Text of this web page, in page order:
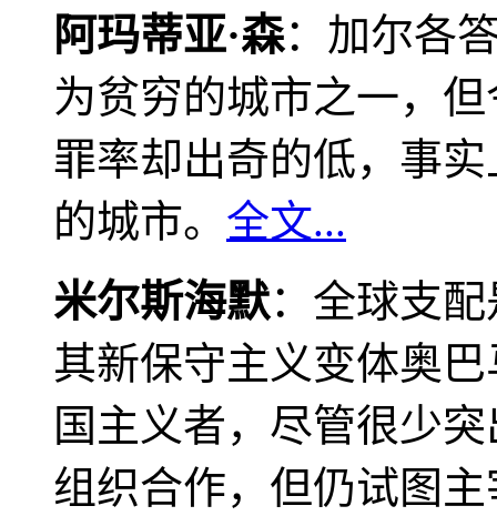
阿玛蒂亚·森：加尔各
为贫穷的城市之一，
罪率却出奇的低，事
的城市。 全文...
米尔斯海默：全球支
其新保守主义变体奥
国主义者，尽管很少
组织合作，但仍试图